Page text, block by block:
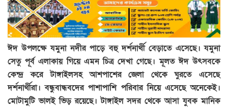
ঈদ উপলক্ষে যমুনা নদীর পাড়ে বহু দর্শনার্থী বেড়াতে এসেছে। যমুনা
সেতু পূর্ব এলাকায় গিয়ে এমন চিত্র দেখা গেছে। মূলত ঈদ উৎসবকে
কেন্দ্র করে টাঙ্গাইলসহ আশপাশের জেলা থেকে ঘুরতে এসেছে
দর্শনার্থীরা। বন্ধুবান্ধবদের পাশাপাশি পরিবার নিয়ে এসেছে অনেকেই।
মোটামুটি ভালই ভিড় রয়েছে। টাঙ্গাইল সদর থেকে আসা যুবক মানিক